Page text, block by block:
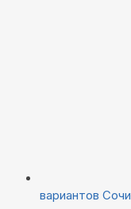
вариантов Сочи